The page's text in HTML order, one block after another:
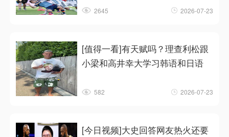
2645 2026-07-23
[值得一看]有天赋吗？理查利松跟
小梁和高井幸大学习韩语和日语
582 2026-07-23
[今日视频]大史回答网友热火还要